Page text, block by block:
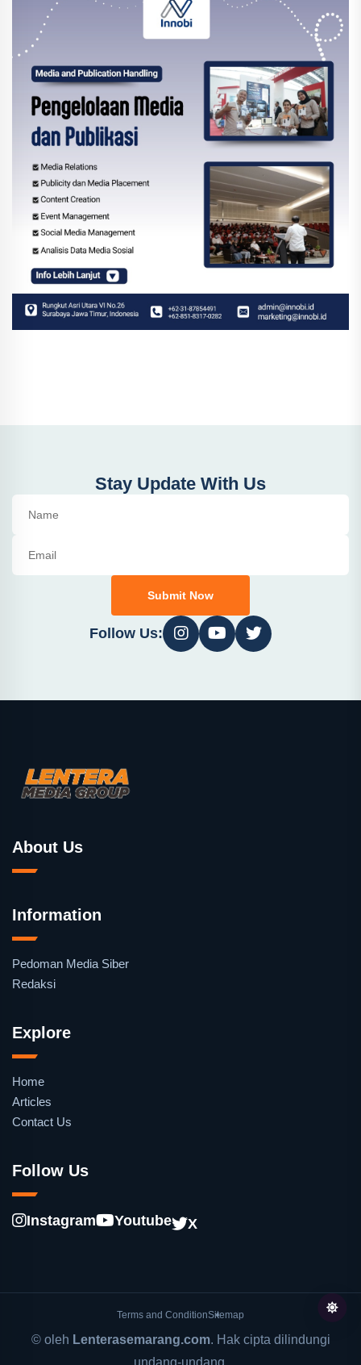
Stay Update With Us
Submit Now
Follow Us:
About Us
Information
Pedoman Media Siber
Redaksi
Explore
Home
Articles
Contact Us
Follow Us
Instagram Youtube X
Terms and ConditionSitemap
© oleh Lenterasemarang.com. Hak cipta dilindungi
undang-undang.